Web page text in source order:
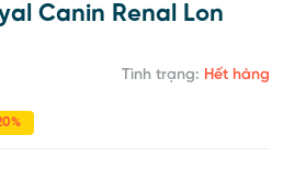
Canin Renal Lon
Tình trạng: Hết hàng